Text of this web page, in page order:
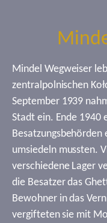
Mindel Wegweiser
zentralpolnischen
September 1939
Stadt ein. Ende 1940
Besatzungsbehörden
umsiedeln mussten.
verschiedene Lager
die Besatzer das
Bewohner in das
vergifteten sie mit